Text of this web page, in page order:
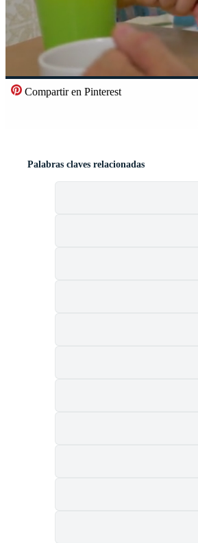
Compartir en Pinterest
Palabras claves relacionadas